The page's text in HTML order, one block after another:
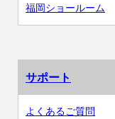
福岡ショールーム
サポート
よくあるご質問